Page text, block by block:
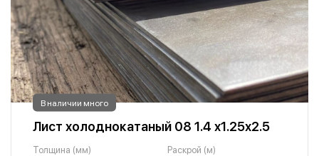
В наличии много
Лист холоднокатаный 08 1.4 х1.25х2.5
Толщина (мм)
Раскрой (м)